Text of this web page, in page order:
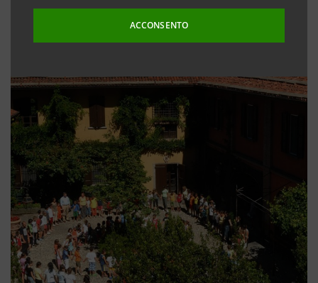
ACCONSENTO